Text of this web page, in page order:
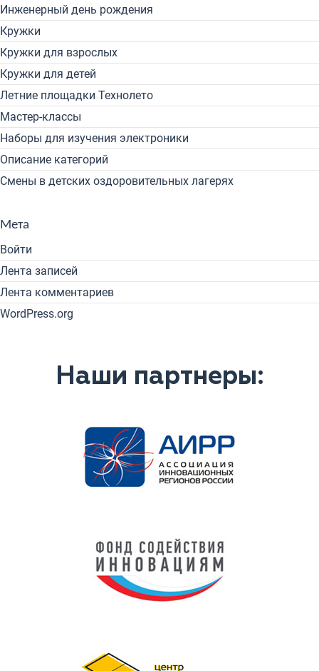
Инженерный день рождения
Кружки
Кружки для взрослых
Кружки для детей
Летние площадки Технолето
Мастер-классы
Наборы для изучения электроники
Описание категорий
Смены в детских оздоровительных лагерях
Мета
Войти
Лента записей
Лента комментариев
WordPress.org
Наши партнеры: